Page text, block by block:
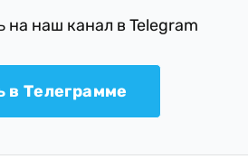
на наш канал в Telegram
в Телеграмме